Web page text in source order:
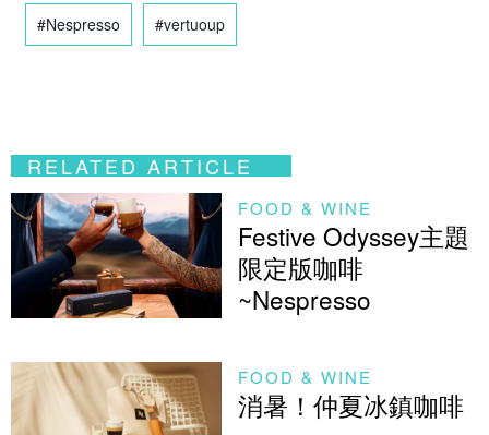
#Nespresso #vertuoup
RELATED ARTICLE
FOOD & WINE
Festive Odyssey主題
限定版咖啡
~Nespresso
FOOD & WINE
消暑！仲夏冰鎮咖啡